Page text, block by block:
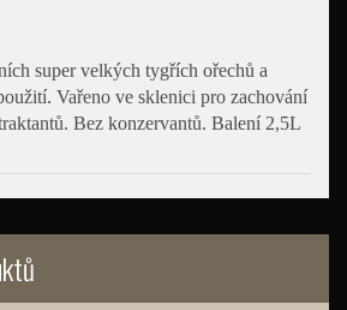
super velkých tygřích ořechů a
Vařeno ve sklenici pro zachování
Bez konzervantů. Balení 2,5L